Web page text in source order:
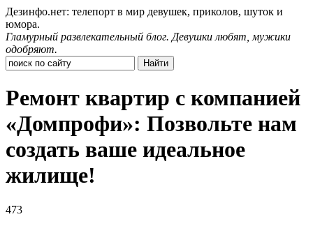
Дезинфо.нет: телепорт в мир девушек, приколов, шуток и
юмора.
Гламурный развлекательный блог. Девушки любят, мужики
одобряют.
Ремонт квартир с компанией
«Домпрофи»: Позвольте нам
создать ваше идеальное
жилище!
473